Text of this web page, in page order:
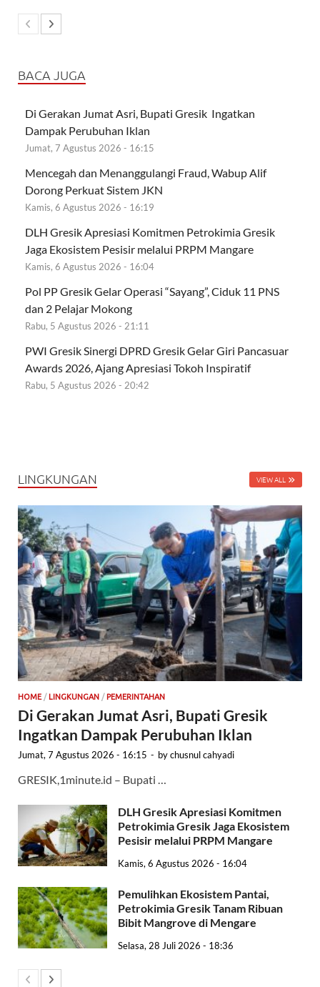
BACA JUGA
Di Gerakan Jumat Asri, Bupati Gresik Ingatkan
Dampak Perubuhan Iklan
Jumat, 7 Agustus 2026 - 16:15
Mencegah dan Menanggulangi Fraud, Wabup Alif
Dorong Perkuat Sistem JKN
Kamis, 6 Agustus 2026 - 16:19
DLH Gresik Apresiasi Komitmen Petrokimia Gresik
Jaga Ekosistem Pesisir melalui PRPM Mangare
Kamis, 6 Agustus 2026 - 16:04
Pol PP Gresik Gelar Operasi “Sayang”, Ciduk 11 PNS
dan 2 Pelajar Mokong
Rabu, 5 Agustus 2026 - 21:11
PWI Gresik Sinergi DPRD Gresik Gelar Giri Pancasuar
Awards 2026, Ajang Apresiasi Tokoh Inspiratif
Rabu, 5 Agustus 2026 - 20:42
LINGKUNGAN VIEW ALL
HOME / LINGKUNGAN / PEMERINTAHAN
Di Gerakan Jumat Asri, Bupati Gresik
Ingatkan Dampak Perubuhan Iklan
Jumat, 7 Agustus 2026 - 16:15 - bychusnul cahyadi
GRESIK,1minute.id – Bupati …
DLH Gresik Apresiasi Komitmen
Petrokimia Gresik Jaga Ekosistem
Pesisir melalui PRPM Mangare
Kamis, 6 Agustus 2026 - 16:04
Pemulihkan Ekosistem Pantai,
Petrokimia Gresik Tanam Ribuan
Bibit Mangrove di Mengare
Selasa, 28 Juli 2026 - 18:36